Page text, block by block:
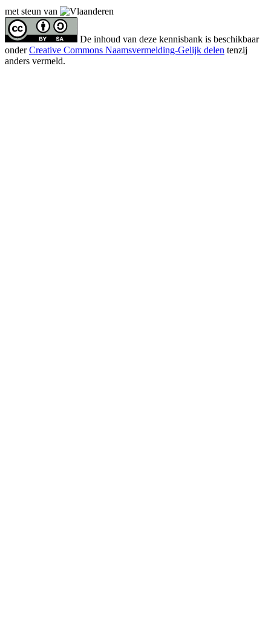
met steun van
De inhoud van deze kennisbank is beschikbaar
onderCreative Commons Naamsvermelding-Gelijk delen tenzij
anders vermeld.